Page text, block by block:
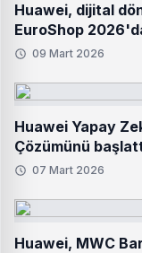
Huawei, dijital
EuroShop
çözümlerini tanıttı
09 Mart 2026
Huawei Yapay
Çözümünü
07 Mart 2026
Huawei, MWC